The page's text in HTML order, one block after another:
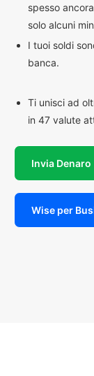
spesso
solo alcuni
I tuoi soldi
banca.
Ti unisci ad
in 47 valute
Invia Denaro
Wise per